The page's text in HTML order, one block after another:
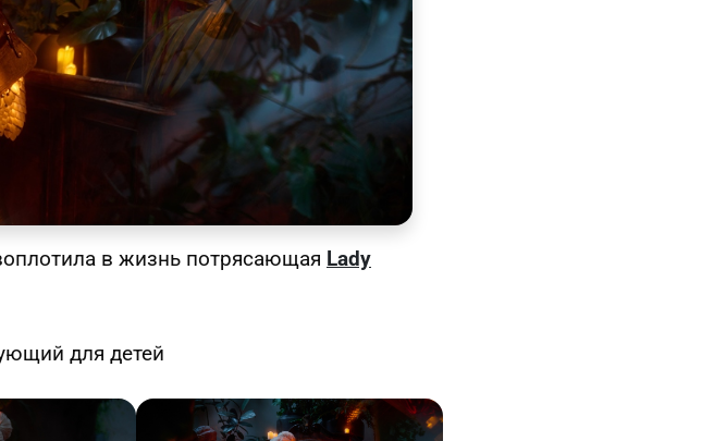
в жизнь потрясающая Lady
для детей